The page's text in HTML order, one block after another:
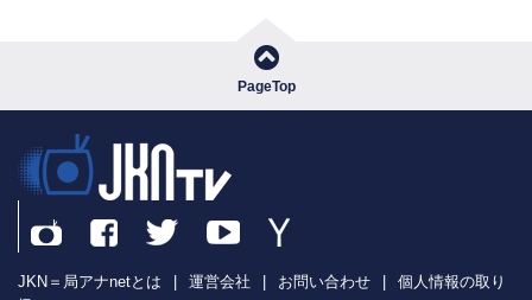
PageTop
JKN＝局アナnetとは 運営会社 お問い合わせ
個人情報の取り